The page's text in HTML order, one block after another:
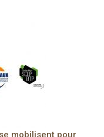
mobilisent pour